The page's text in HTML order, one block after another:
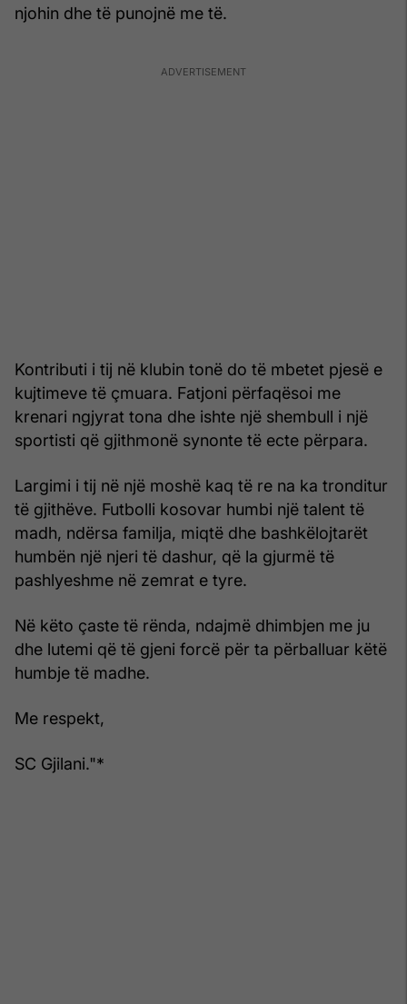
njohin dhe të punojnë me të.
Kontributi i tij në klubin tonë do të mbetet pjesë e
kujtimeve të çmuara. Fatjoni përfaqësoi me
krenari ngjyrat tona dhe ishte një shembull i një
sportisti që gjithmonë synonte të ecte përpara.
Largimi i tij në një moshë kaq të re na ka tronditur
të gjithëve. Futbolli kosovar humbi një talent të
madh, ndërsa familja, miqtë dhe bashkëlojtarët
humbën një njeri të dashur, që la gjurmë të
pashlyeshme në zemrat e tyre.
Në këto çaste të rënda, ndajmë dhimbjen me ju
dhe lutemi që të gjeni forcë për ta përballuar këtë
humbje të madhe.
Me respekt,
SC Gjilani."*